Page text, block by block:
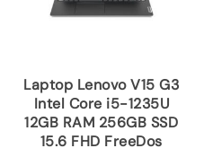
Laptop Lenovo V15 G3
Intel Core i5-1235U
12GB RAM 256GB SSD
15.6 FHD FreeDos